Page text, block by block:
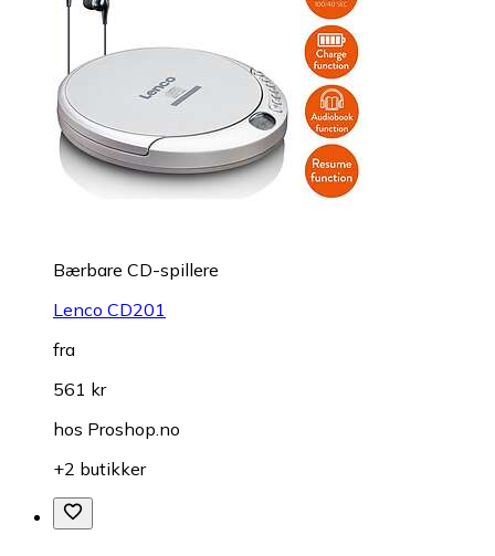
Bærbare CD-spillere
Lenco CD201
fra
561 kr
hos Proshop.no
+2 butikker